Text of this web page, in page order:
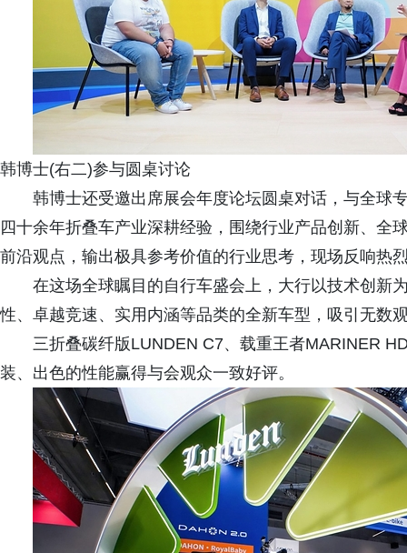
韩博士(右二)参与圆桌讨论
韩博士还受邀出席展会年度论坛圆桌对话，与全球
四十余年折叠车产业深耕经验，围绕行业产品创新、全
前沿观点，输出极具参考价值的行业思考，现场反响热
在这场全球瞩目的自行车盛会上，大行以技术创新
性、卓越竞速、实用内涵等品类的全新车型，吸引无数
三折叠碳纤版LUNDEN C7、载重王者MARINER
装、出色的性能赢得与会观众一致好评。